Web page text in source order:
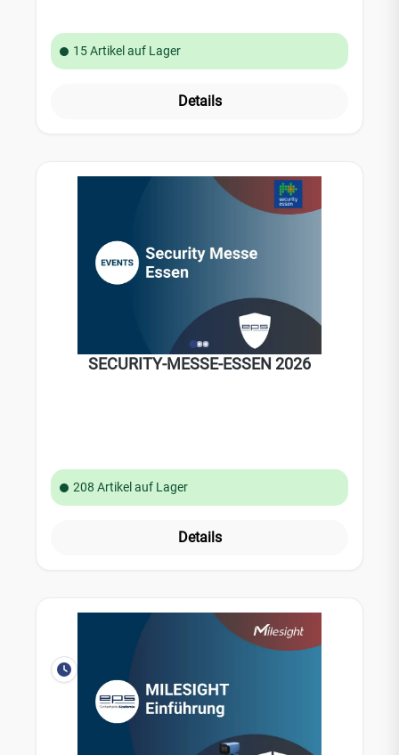
15 Artikel auf Lager
Details
SECURITY-MESSE-ESSEN 2026
208 Artikel auf Lager
Details